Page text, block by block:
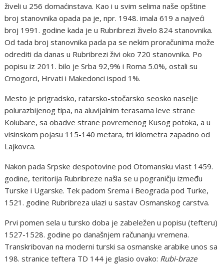
živeli u 256 domaćinstava. Kao i u svim selima naše opštine
broj stanovnika opada pa je, npr. 1948. imala 619 a najveći
broj 1991. godine kada je u Rubribrezi živelo 824 stanovnika.
Od tada broj stanovnika pada pa se nekim proračunima može
odrediti da danas u Rubribrezi živi oko 720 stanovnika. Po
popisu iz 2011. bilo je Srba 92,9% i Roma 5.0%, ostali su
Crnogorci, Hrvati i Makedonci ispod 1%.
Mesto je prigradsko, ratarsko-stočarsko seosko naselje
polurazbijenog tipa, na aluvijalnim terasama leve strane
Kolubare, sa obadve strane povremenog Kusog potoka, a u
visinskom pojasu 115-140 metara, tri kilometra zapadno od
Lajkovca.
Nakon pada Srpske despotovine pod Otomansku vlast 1459.
godine, teritorija Rubribreze našla se u pograničju između
Turske i Ugarske. Tek padom Srema i Beograda pod Turke,
1521. godine Rubribreza ulazi u sastav Osmanskog carstva.
Prvi pomen sela u tursko doba je zabeležen u popisu (tefteru)
1527-1528. godine po današnjem računanju vremena.
Transkribovan na moderni turski sa osmanske arabike unos sa
198. stranice teftera TD 144 je glasio ovako: Rubi-braze